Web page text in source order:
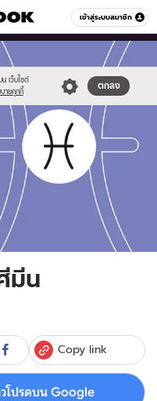
เข้าสู่ระบบสมาชิก
หมวดอื่นๆ
น เว็บไซต์
บายคุกกี้
ตกลง
มีน
Copy link
โปรดบน Google